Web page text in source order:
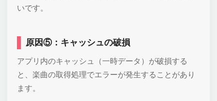
いです。
原因⑤：キャッシュの破損
アプリ内のキャッシュ（一時データ）が破損する
と、楽曲の取得処理でエラーが発生することがあり
ます。